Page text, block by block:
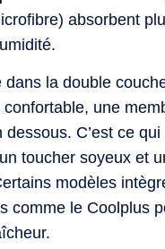
absorbent
dans la double
une
dessous. C’est ce
toucher soyeux et
modèles
comme le Coolplus